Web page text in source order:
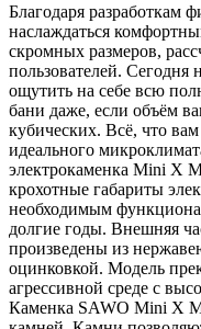
Благодаря разработкам
наслаждаться
скромных размеров,
пользователей. Сегодня
ощутить на себе всю
бани даже, если объём
кубических. Всё, что
идеального
электрокаменка Mini X
крохотные габариты
необходимым
долгие годы. Внешняя
произведены из
оцинковкой. Модель
агрессивной среде с
Каменка SAWO Mini X